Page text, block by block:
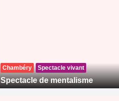
Chambéry Spectacle vivant
Spectacle de mentalisme